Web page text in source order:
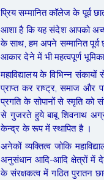
प्रिय सम्मानित कॉलेज के पूर्व
आशा है कि यह संदेश आपको अच्छे
के साथ, हम अपने सम्मानित पूर्व
आकार देने में भी महत्वपूर्ण
महाविद्यालय के विभिन्न
प्राप्त कर राष्ट्र, समाज और
प्रगति के सोपानों से स्मृति को
से गुजरते हुये बाबू शिवनाथ
केन्द्र के रूप में स्थापित है ।
अनेकों व्यक्तित्व जोकि
अनुसंधान आदि-आदि क्षेत्रों में
के संरक्षकत्व में गठित पुरातन